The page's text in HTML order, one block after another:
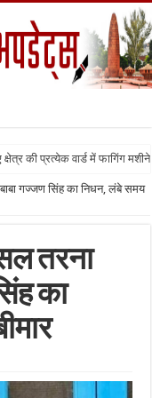
की प्रत्येक वार्ड में फागिंग मशीने
गज्जण सिंह का निधन, लंबे समय
तरना
का